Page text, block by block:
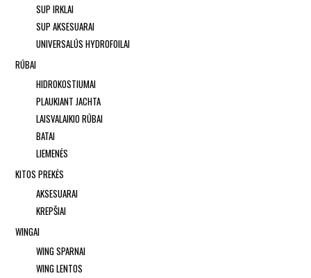
SUP IRKLAI
SUP AKSESUARAI
UNIVERSALŪS HYDROFOILAI
RŪBAI
HIDROKOSTIUMAI
PLAUKIANT JACHTA
LAISVALAIKIO RŪBAI
BATAI
LIEMENĖS
KITOS PREKĖS
AKSESUARAI
KREPŠIAI
WINGAI
WING SPARNAI
WING LENTOS